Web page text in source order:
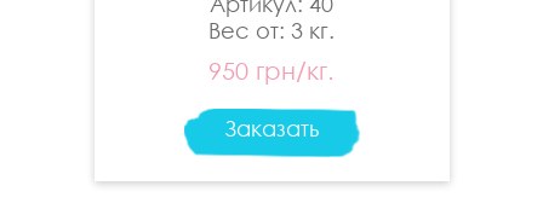
Вес от: 3 кг.
950 грн/кг.
Заказать